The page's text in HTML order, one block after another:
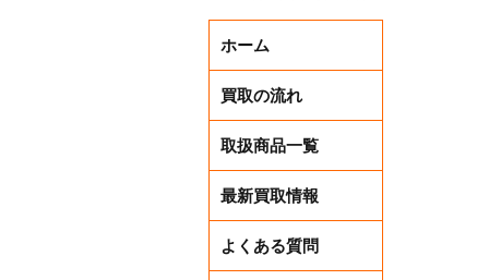
ホーム
買取の流れ
取扱商品一覧
最新買取情報
よくある質問